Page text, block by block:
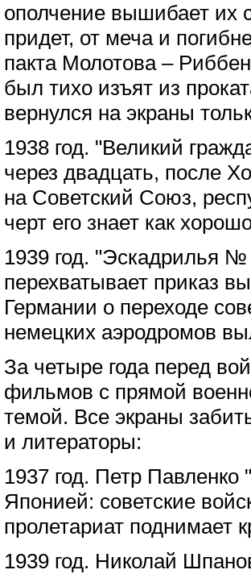
ополчение вышибает их
придет, от меча и
пакта Молотова –
был тихо изъят из
вернулся на экраны
1938 год. "Великий
через двадцать, после
на Советский Союз,
черт его знает как
1939 год. "Эскадрилья №
перехватывает приказ
Германии о переходе
немецких аэродромов
За четыре года перед
фильмов с прямой
темой. Все экраны
и литераторы:
1937 год. Петр Павленко
Японией: советские
пролетариат поднимает
1939 год. Николай